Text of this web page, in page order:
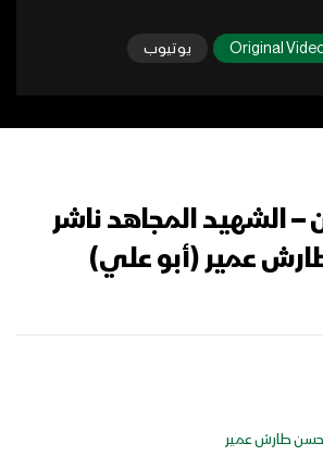
Original يوتيوب
– الشهيد المجاهد ناشر
عمير (أبو علي)
طارش عمير